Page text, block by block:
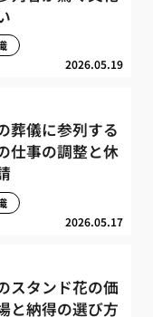
2026.05.19
葬儀に参列する
仕事の調整と休
2026.05.17
スタンド花の価
と納得の選び方